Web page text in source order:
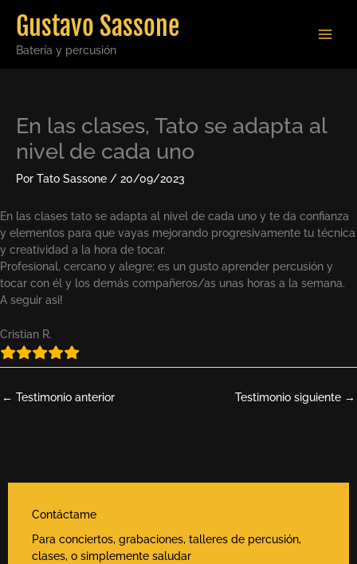
Gustavo Sassone
Batería y percusión
En las clases, Tato se adapta al
nivel de cada uno
Por Tato Sassone / 20/09/2023
En las clases tato se adapta al nivel de cada uno y te da confianza
y elementos para que vayas mejorando progresivamente tu técnica
y creatividad a la hora de tocar.
Profesional, cercano y alegre; es un gusto aprender percusión y
tocar con él y los demás compañeros/as unas horas a la semana.
A seguir asi!
Cristian R.
← Testimonio anterior Testimonio siguiente →
Contáctame
Para conciertos, grabaciones, talleres de percusión,
clases, o simplemente saludar